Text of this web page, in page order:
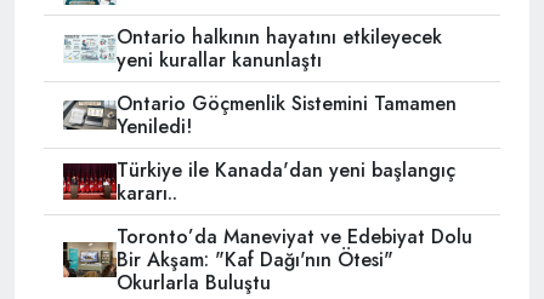
Ontario halkının hayatını etkileyecek
yeni kurallar kanunlaştı
Ontario Göçmenlik Sistemini Tamamen
Yeniledi!
Türkiye ile Kanada'dan yeni başlangıç
kararı..
Toronto’da Maneviyat ve Edebiyat Dolu
Bir Akşam: "Kaf Dağı'nın Ötesi"
Okurlarla Buluştu